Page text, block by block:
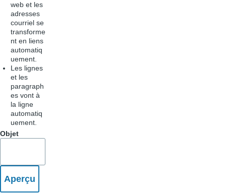
web et les
adresses
courriel se
transforme
nt en liens
automatiq
uement.
Les lignes
et les
paragraph
es vont à
la ligne
automatiq
uement.
Objet